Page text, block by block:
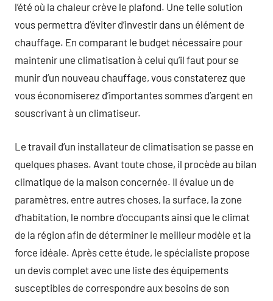
l’été où la chaleur crève le plafond. Une telle solution
vous permettra d’éviter d’investir dans un élément de
chauffage. En comparant le budget nécessaire pour
maintenir une climatisation à celui qu’il faut pour se
munir d’un nouveau chauffage, vous constaterez que
vous économiserez d’importantes sommes d’argent en
souscrivant à un climatiseur.
Le travail d’un installateur de climatisation se passe en
quelques phases. Avant toute chose, il procède au bilan
climatique de la maison concernée. Il évalue un de
paramètres, entre autres choses, la surface, la zone
d’habitation, le nombre d’occupants ainsi que le climat
de la région afin de déterminer le meilleur modèle et la
force idéale. Après cette étude, le spécialiste propose
un devis complet avec une liste des équipements
susceptibles de correspondre aux besoins de son